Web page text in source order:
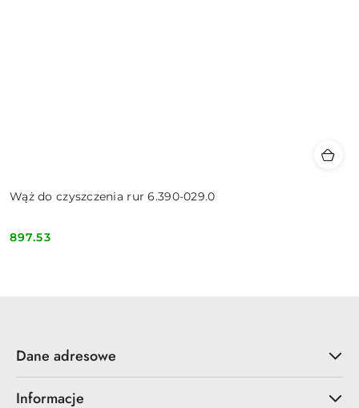
Wąż do czyszczenia rur 6.390-029.0
Cena:
897.53
Dane adresowe
Informacje